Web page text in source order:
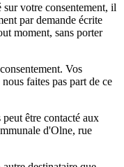
votre consentement, il
par demande écrite
moment, sans porter
Vos
faites pas part de ce
être contacté aux
d'Olne, rue